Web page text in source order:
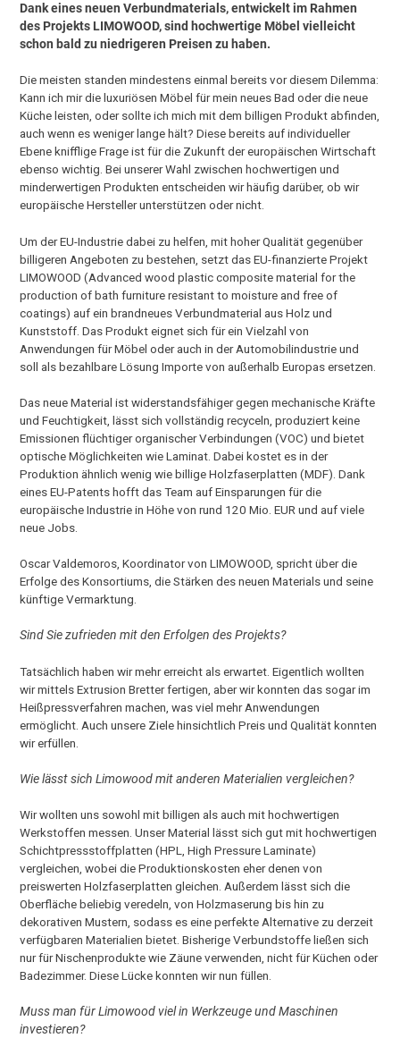
Dank eines neuen Verbundmaterials, entwickelt im Rahmen
des Projekts LIMOWOOD, sind hochwertige Möbel vielleicht
schon bald zu niedrigeren Preisen zu haben.
Die meisten standen mindestens einmal bereits vor diesem Dilemma:
Kann ich mir die luxuriösen Möbel für mein neues Bad oder die neue
Küche leisten, oder sollte ich mich mit dem billigen Produkt abfinden,
auch wenn es weniger lange hält? Diese bereits auf individueller
Ebene knifflige Frage ist für die Zukunft der europäischen Wirtschaft
ebenso wichtig. Bei unserer Wahl zwischen hochwertigen und
minderwertigen Produkten entscheiden wir häufig darüber, ob wir
europäische Hersteller unterstützen oder nicht.
Um der EU-Industrie dabei zu helfen, mit hoher Qualität gegenüber
billigeren Angeboten zu bestehen, setzt das EU-finanzierte Projekt
LIMOWOOD (Advanced wood plastic composite material for the
production of bath furniture resistant to moisture and free of
coatings) auf ein brandneues Verbundmaterial aus Holz und
Kunststoff. Das Produkt eignet sich für ein Vielzahl von
Anwendungen für Möbel oder auch in der Automobilindustrie und
soll als bezahlbare Lösung Importe von außerhalb Europas ersetzen.
Das neue Material ist widerstandsfähiger gegen mechanische Kräfte
und Feuchtigkeit, lässt sich vollständig recyceln, produziert keine
Emissionen flüchtiger organischer Verbindungen (VOC) und bietet
optische Möglichkeiten wie Laminat. Dabei kostet es in der
Produktion ähnlich wenig wie billige Holzfaserplatten (MDF). Dank
eines EU-Patents hofft das Team auf Einsparungen für die
europäische Industrie in Höhe von rund 120 Mio. EUR und auf viele
neue Jobs.
Oscar Valdemoros, Koordinator von LIMOWOOD, spricht über die
Erfolge des Konsortiums, die Stärken des neuen Materials und seine
künftige Vermarktung.
Sind Sie zufrieden mit den Erfolgen des Projekts?
Tatsächlich haben wir mehr erreicht als erwartet. Eigentlich wollten
wir mittels Extrusion Bretter fertigen, aber wir konnten das sogar im
Heißpressverfahren machen, was viel mehr Anwendungen
ermöglicht. Auch unsere Ziele hinsichtlich Preis und Qualität konnten
wir erfüllen.
Wie lässt sich Limowood mit anderen Materialien vergleichen?
Wir wollten uns sowohl mit billigen als auch mit hochwertigen
Werkstoffen messen. Unser Material lässt sich gut mit hochwertigen
Schichtpressstoffplatten (HPL, High Pressure Laminate)
vergleichen, wobei die Produktionskosten eher denen von
preiswerten Holzfaserplatten gleichen. Außerdem lässt sich die
Oberfläche beliebig veredeln, von Holzmaserung bis hin zu
dekorativen Mustern, sodass es eine perfekte Alternative zu derzeit
verfügbaren Materialien bietet. Bisherige Verbundstoffe ließen sich
nur für Nischenprodukte wie Zäune verwenden, nicht für Küchen oder
Badezimmer. Diese Lücke konnten wir nun füllen.
Muss man für Limowood viel in Werkzeuge und Maschinen
investieren?